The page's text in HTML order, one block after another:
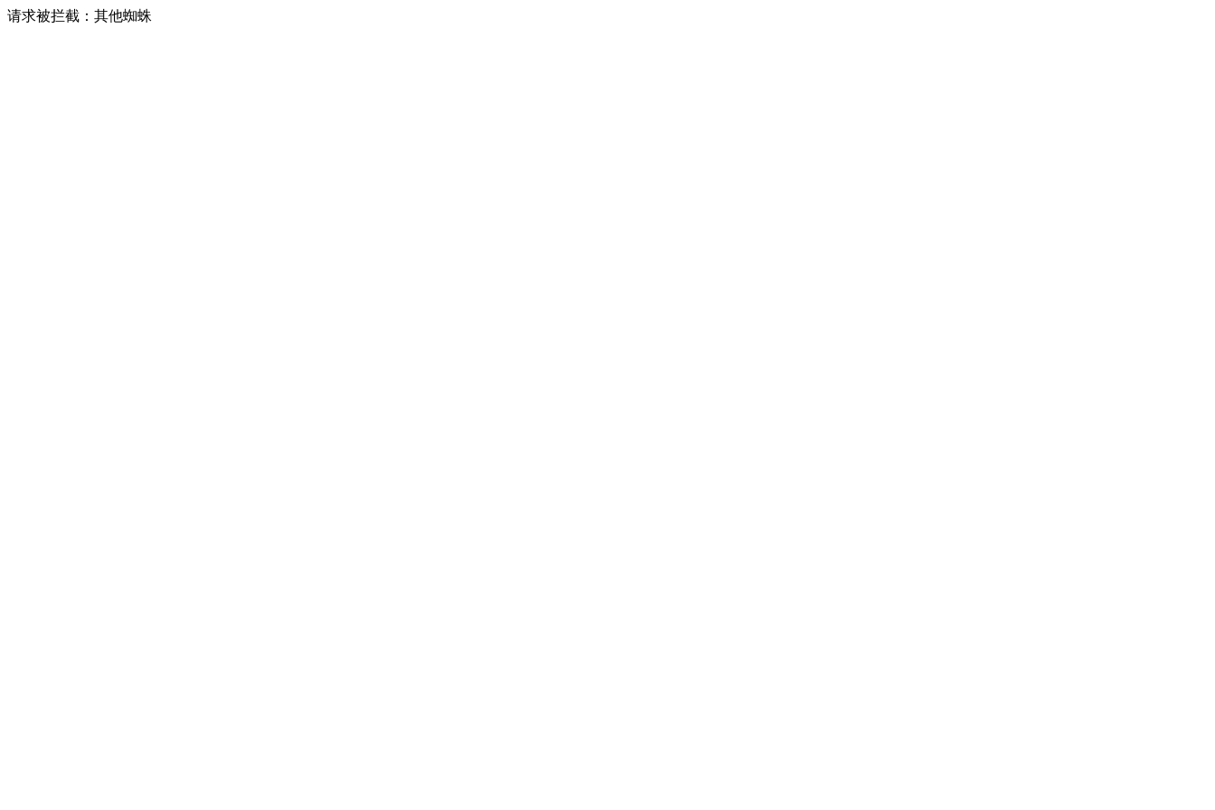
请求被拦截：其他蜘蛛